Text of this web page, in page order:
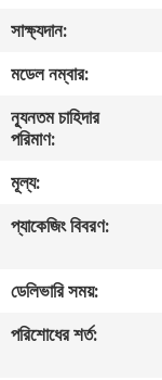
আমাদের
সম্পর্কে
ভ্রমণ
নিয়ন্ত্রণ
সাক্ষ্যদান:
মডেল নম্বার:
ন্যূনতম চাহিদার
পরিমাণ:
মূল্য:
প্যাকেজিং বিবরণ:
ডেলিভারি সময়:
পরিশোধের শর্ত: